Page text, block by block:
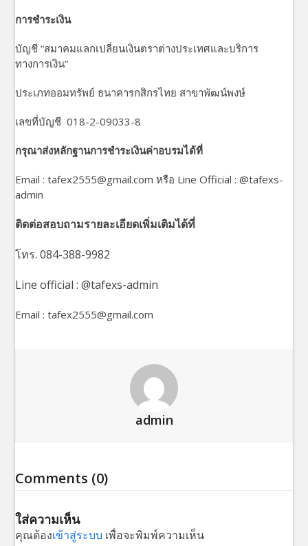
การชำระเงิน
บัญชี “สมาคมแลกเปลี่ยนเงินตราต่างประเทศและบริการ
ทางการเงิน”
ประเภทออมทรัพย์ ธนาคารกสิกรไทย สาขาพัฒน์พงษ์
เลขที่บัญชี 018-2-09033-8
กรุณาส่งหลักฐานการชำระเงินค่าอบรมได้ที่
Email : tafex2555@gmail.com หรือ Line Official : @tafexs-
admin
ติดต่อสอบถามรายละเอียดเพิ่มเติมได้ที่
โทร. 084-388-9982
Line official : @tafexs-admin
Email : tafex2555@gmail.com
admin
Comments (0)
ใส่ความเห็น
คุณต้องเข้าสู่ระบบ เพื่อจะพิมพ์ความเห็น